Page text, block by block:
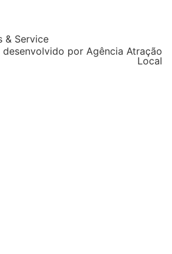
& Service
por Agência Atração
Local